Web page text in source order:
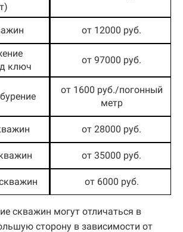
от 12000 руб.
ключ
от 97000 руб.
от 1600 руб./погонный
метр
от 28000 руб.
от 35000 руб.
от 6000 руб.
скважин могут отличаться в
сторону в зависимости от